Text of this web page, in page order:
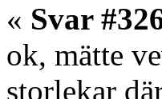
« Svar
ok, mätte
storlekar